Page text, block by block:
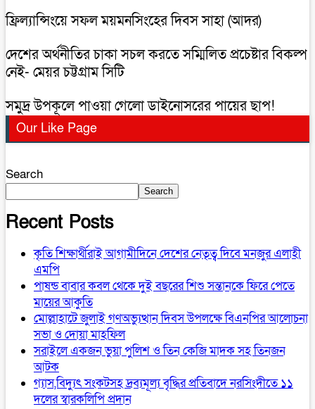
ফ্রিল্যান্সিংয়ে সফল ময়মনসিংহের দিবস সাহা (আদর)
দেশের অর্থনীতির চাকা সচল করতে সম্মিলিত প্রচেষ্টার বিকল্প
নেই- মেয়র চট্টগ্রাম সিটি
সমুদ্র উপকূলে পাওয়া গেলো ডাইনোসরের পায়ের ছাপ!
Our Like Page
Search
Search
Recent Posts
কৃতি শিক্ষার্থীরাই আগামীদিনে দেশের নেতৃত্ব দিবে মনজুর এলাহী
এমপি
পাষন্ড বাবার কবল থেকে দুই বছরের শিশু সন্তানকে ফিরে পেতে
মায়ের আকুতি
মোল্লাহাটে জুলাই গণঅভ্যুত্থান দিবস উপলক্ষে বিএনপির আলোচনা
সভা ও দোয়া মাহফিল
সরাইলে একজন ভুয়া পুলিশ ও তিন কেজি মাদক সহ তিনজন
আটক
গ্যাস,বিদ্যুৎ সংকটসহ দ্রব্যমূল্য বৃদ্ধির প্রতিবাদে নরসিংদীতে ১১
দলের স্বারকলিপি প্রদান